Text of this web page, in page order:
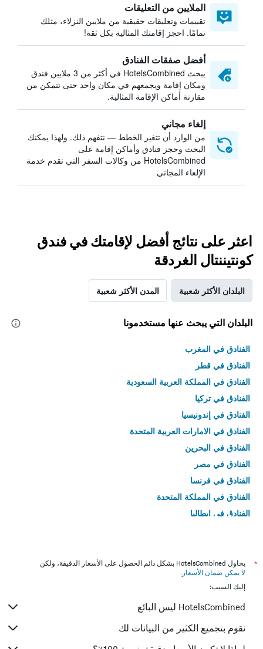
الملايين من التعليقات
تقييمات وتعليقات حقيقية من ملايين النزلاء، مثلك
تمامًا. احجز إقامتك المثالية بكل ثقة!
أفضل صفقات الفنادق
يبحث HotelsCombined في أكثر من 3 ملايين فندق
ومكان إقامة ويجمعهم في مكان واحد حتى تتمكن من
مقارنة أماكن الإقامة المثالية.
إلغاء مجاني
من الوارد أن تتغير الخطط — نتفهم ذلك. ولهذا يمكنك
البحث وحجز فنادق وأماكن إقامة على
HotelsCombined من وكالات السفر التي تقدم خدمة
الإلغاء المجاني
اعثر على نتائج أفضل لإقامتك في فندق
كونتيننتال الغردقة
البلدان الأكثر شعبية المدن الأكثر شعبية
البلدان التي يبحث عنها مستخدمونا
الفنادق في المغرب
الفنادق في قطر
الفنادق في المملكة العربية السعودية
الفنادق في تركيا
الفنادق في إندونيسيا
الفنادق في الامارات العربية المتحدة
الفنادق في البحرين
الفنادق في مصر
الفنادق في فرنسا
الفنادق في المملكة المتحدة
الفنادق في إيطاليا
*
يحاول HotelsCombined بشكل دائم الحصول على الأسعار الدقيقة، ولكن
لا يمكن ضمان الأسعار .
إليك السبب:
HotelsCombined ليس البائع
نقوم بتجميع الكثير من البيانات لك